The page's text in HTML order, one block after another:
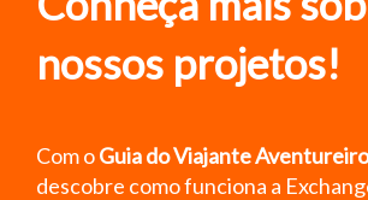
nossos projetos!
Com oGuia do Viajante Aventureiro
descobre como funciona a